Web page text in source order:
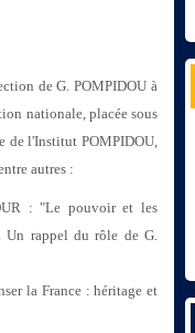
de G. POMPIDOU à
nationale, placée sous
de l'Institut POMPIDOU,
autres :
: "Le pouvoir et les
Un rappel du rôle de G.
la France : héritage et